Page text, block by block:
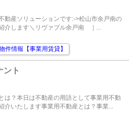
動産ソリューションです:->松山市余戸南の
介します＼リヴァブル余戸南 ｜...
件情報【事業用賃貸】
ント
は？本日は不動産の用語として事業用不動
介いたします事業用不動産とは？事業...